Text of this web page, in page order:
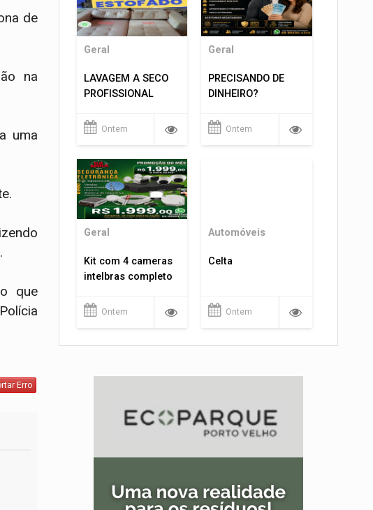
de
na
uma
que
Erro
Geral
LAVAGEM A SECO
PROFISSIONAL
Ontem
Geral
PRECISANDO DE
DINHEIRO?
Ontem
Geral
Kit com 4 cameras
intelbras completo
Ontem
Automóveis
Celta
Ontem